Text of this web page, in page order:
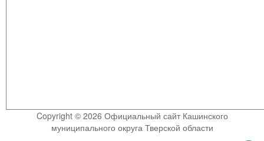
Copyright © 2026 Официальный сайт Кашинского
муниципального округа Тверской области